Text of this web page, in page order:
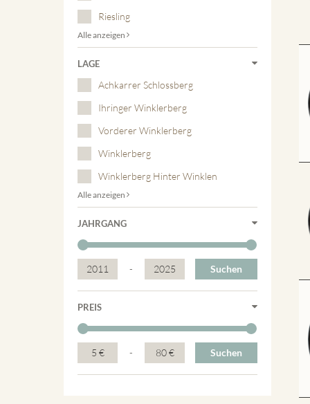
Riesling
Alle anzeigen
LAGE
Achkarrer Schlossberg
Ihringer Winklerberg
Vorderer Winklerberg
Winklerberg
Winklerberg Hinter Winklen
Alle anzeigen
JAHRGANG
2011 - 2025 Suchen
PREIS
5 € - 80 € Suchen